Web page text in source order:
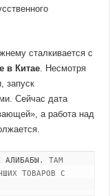
сталкивается с
в Китае. Несмотря
запуск
Сейчас дата
а работа над
АЛИБАБЫ . ТАМ
ТОВАРОВ С